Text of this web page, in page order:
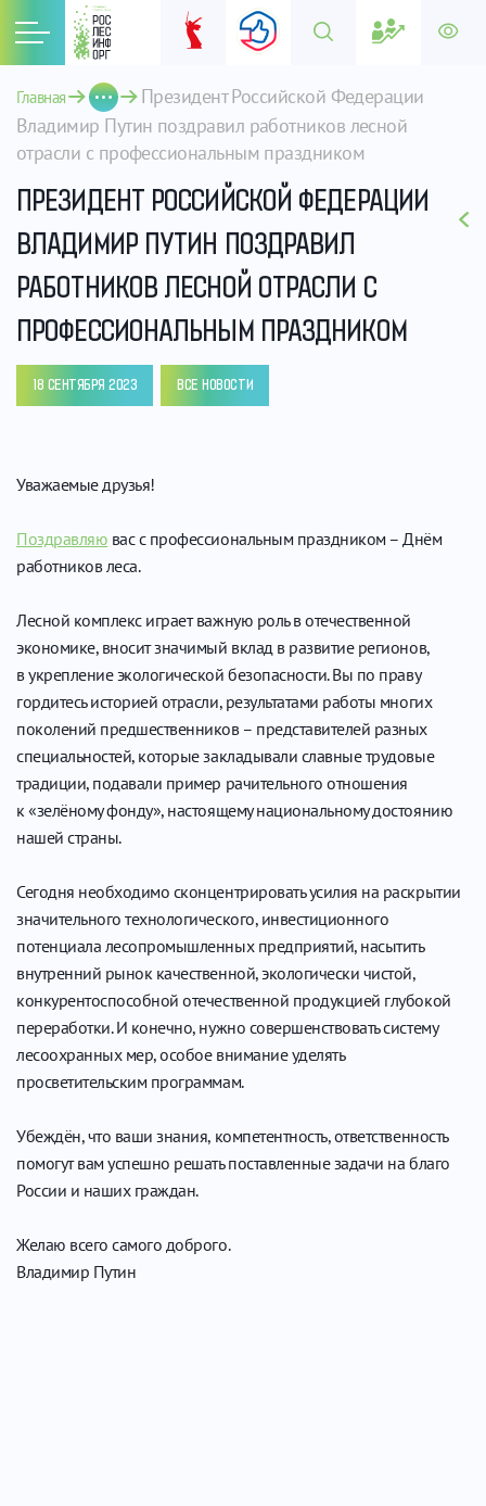
Главная
Президент Российской Федерации
Владимир Путин поздравил работников лесной
отрасли с профессиональным праздником
ПРЕЗИДЕНТ РОССИЙСКОЙ ФЕДЕРАЦИИ
ВЛАДИМИР ПУТИН ПОЗДРАВИЛ
РАБОТНИКОВ ЛЕСНОЙ ОТРАСЛИ С
ПРОФЕССИОНАЛЬНЫМ ПРАЗДНИКОМ
18 СЕНТЯБРЯ 2023 ВСЕ НОВОСТИ
Уважаемые друзья!
Поздравляю вас с профессиональным праздником – Днём
работников леса.
Лесной комплекс играет важную роль в отечественной
экономике, вносит значимый вклад в развитие регионов,
в укрепление экологической безопасности. Вы по праву
гордитесь историей отрасли, результатами работы многих
поколений предшественников – представителей разных
специальностей, которые закладывали славные трудовые
традиции, подавали пример рачительного отношения
к «зелёному фонду», настоящему национальному достоянию
нашей страны.
Сегодня необходимо сконцентрировать усилия на раскрытии
значительного технологического, инвестиционного
потенциала лесопромышленных предприятий, насытить
внутренний рынок качественной, экологически чистой,
конкурентоспособной отечественной продукцией глубокой
переработки. И конечно, нужно совершенствовать систему
лесоохранных мер, особое внимание уделять
просветительским программам.
Убеждён, что ваши знания, компетентность, ответственность
помогут вам успешно решать поставленные задачи на благо
России и наших граждан.
Желаю всего самого доброго.
Владимир Путин